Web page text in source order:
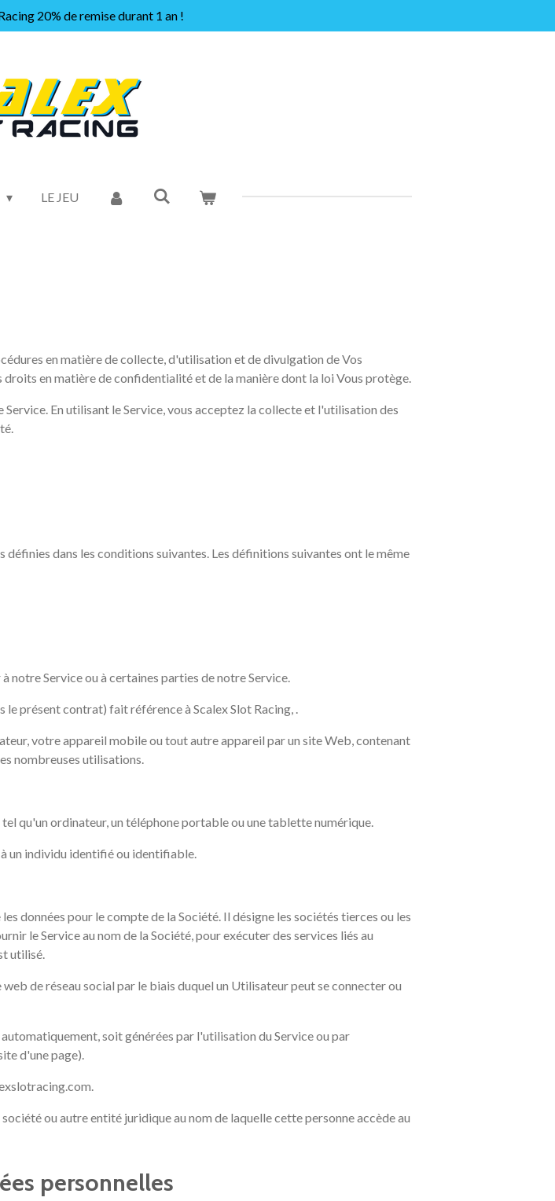
20% de remise durant 1 an !
LE JEU
en matière de collecte, d'utilisation et de divulgation de Vos
en matière de confidentialité et de la manière dont la loi Vous protège.
En utilisant le Service, vous acceptez la collecte et l'utilisation des
dans les conditions suivantes. Les définitions suivantes ont le même
notre Service ou à certaines parties de notre Service.
présent contrat) fait référence à Scalex Slot Racing, .
votre appareil mobile ou tout autre appareil par un site Web, contenant
nombreuses utilisations.
qu'un ordinateur, un téléphone portable ou une tablette numérique.
un individu identifié ou identifiable.
données pour le compte de la Société. Il désigne les sociétés tierces ou les
le Service au nom de la Société, pour exécuter des services liés au
utilisé.
de réseau social par le biais duquel un Utilisateur peut se connecter ou
soit générées par l'utilisation du Service ou par
d'une page).
ou autre entité juridique au nom de laquelle cette personne accède au
personnelles